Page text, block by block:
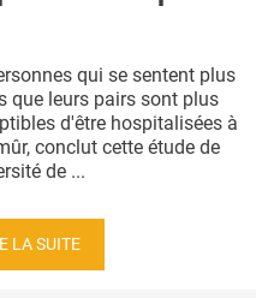
qui se sentent plus
que leurs pairs sont plus
d'être hospitalisées à
conclut cette étude de
de ...
LA SUITE